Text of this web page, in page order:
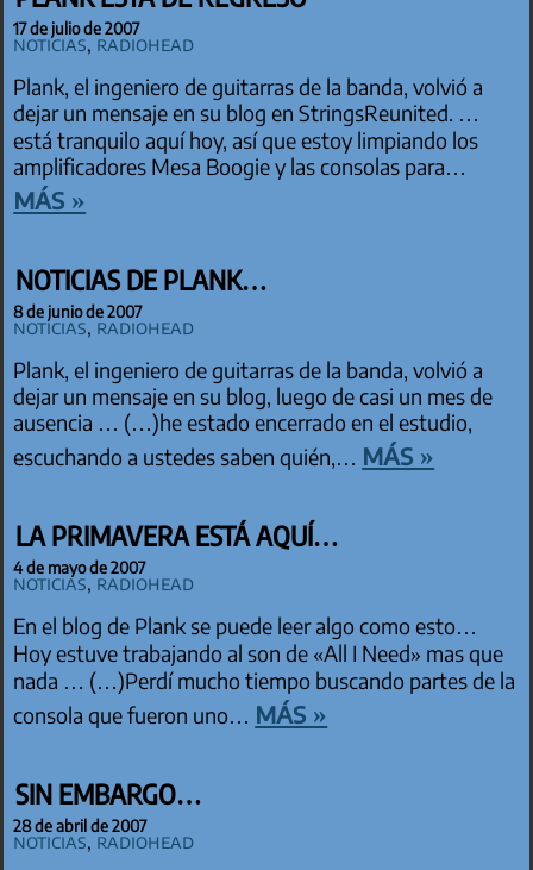
17 de julio de 2007
Noticias, Radiohead
Plank, el ingeniero de guitarras de la banda, volvió a
dejar un mensaje en su blog en StringsReunited. …
está tranquilo aquí hoy, así que estoy limpiando los
amplificadores Mesa Boogie y las consolas para…
más »
NOTICIAS DE PLANK…
8 de junio de 2007
Noticias, Radiohead
Plank, el ingeniero de guitarras de la banda, volvió a
dejar un mensaje en su blog, luego de casi un mes de
ausencia … (…)he estado encerrado en el estudio,
escuchando a ustedes saben quién,… más »
LA PRIMAVERA ESTÁ AQUÍ…
4 de mayo de 2007
Noticias, Radiohead
En el blog de Plank se puede leer algo como esto…
Hoy estuve trabajando al son de «All I Need» mas que
nada … (…)Perdí mucho tiempo buscando partes de la
consola que fueron uno… más »
SIN EMBARGO…
28 de abril de 2007
Noticias, Radiohead